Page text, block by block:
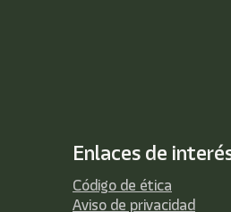
Enlaces de
Código de ética
Aviso de privacidad